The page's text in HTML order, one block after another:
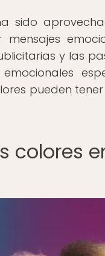
sido
y las
pueden
colores